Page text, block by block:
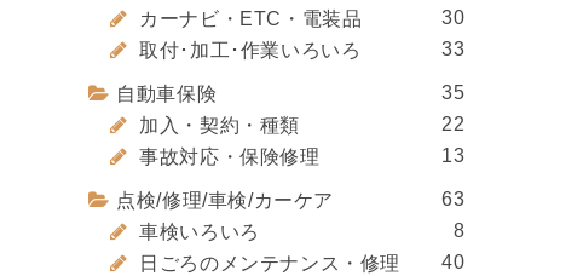
カーナビ・ETC・電装品
30
取付･加工･作業いろいろ
33
自動車保険
35
加入・契約・種類
22
事故対応・保険修理
13
点検/修理/車検/カーケア
63
車検いろいろ
8
日ごろのメンテナンス・修理
40